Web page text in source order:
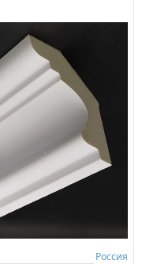
Россия